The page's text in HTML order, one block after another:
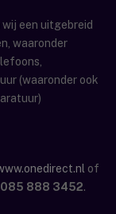
wij een uitgebreid
waaronder
(waaronder ook
of
085 888 3452.